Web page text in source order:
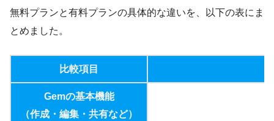
無料プランと有料プランの具体的な違いを、以下の表にま
とめました。
比較項目
Gemの基本機能
（作成・編集・共有など）